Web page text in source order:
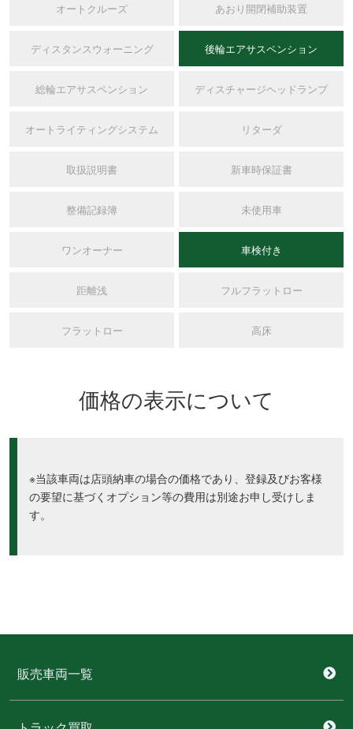
オートクルーズ あおり開閉補助装置
ディスタンスウォーニング 後輪エアサスペンション
総輪エアサスペンション ディスチャージヘッドランプ
オートライティングシステム リターダ
取扱説明書 新車時保証書
整備記録簿 未使用車
ワンオーナー 車検付き
距離浅 フルフラットロー
フラットロー 高床
価格の表示について
※当該車両は店頭納車の場合の価格であり、登録及びお客様
の要望に基づくオプション等の費用は別途お申し受けしま
す。
販売車両一覧